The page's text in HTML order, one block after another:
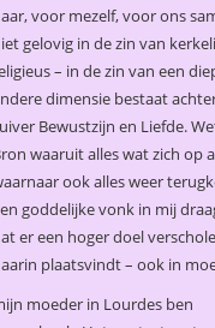
voor mezelf, voor ons
gelovig in de zin van
– in de zin van een
dimensie bestaat
Bewustzijn en Liefde.
waaruit alles wat zich
ook alles weer
goddelijke vonk in mij
er een hoger doel
plaatsvindt – ook in
moeder in Lourdes ben